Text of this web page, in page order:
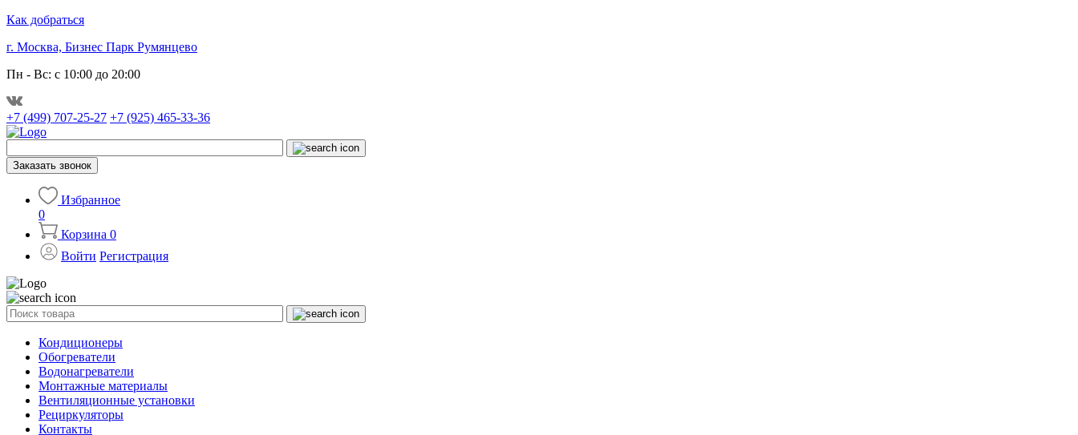
Как добраться
г. Москва, Бизнес Парк Румянцево
Пн - Вс: с 10:00 до 20:00
+7 (499) 707-25-27 +7 (925) 465-33-36
Заказать звонок
Избранное
0
Корзина 0
Войти Регистрация
Кондиционеры
Обогреватели
Водонагреватели
Монтажные материалы
Вентиляционные установки
Рециркуляторы
Контакты